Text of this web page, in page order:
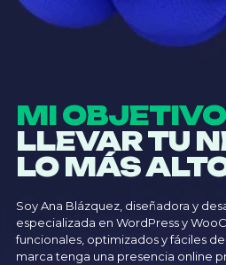
MI OBJETIVO
LLEVAR TU
LO MÁS
Soy Ana Blázquez, diseñadora y
especializada en WordPress y
funcionales, optimizados y fáciles
marca tenga una presencia online